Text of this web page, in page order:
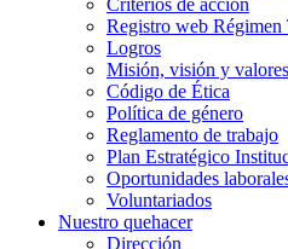
Criterios de acción
Registro web
Logros
Misión, visión y valores
Código de Ética
Política de género
Reglamento de trabajo
Plan Estratégico
Oportunidades
Voluntariados
Nuestro quehacer
Dirección